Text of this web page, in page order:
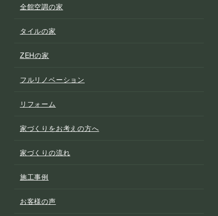
全館空調の家
タイルの家
ZEHの家
フルリノベーション
リフォーム
家づくりをお考えの方へ
家づくりの流れ
施工事例
お客様の声